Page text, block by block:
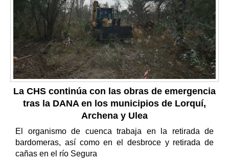
La CHS continúa con las obras de emergencia
tras la DANA en los municipios de Lorquí,
Archena y Ulea
El organismo de cuenca trabaja en la retirada de
bardomeras, así como en el desbroce y retirada de
cañas en el río Segura